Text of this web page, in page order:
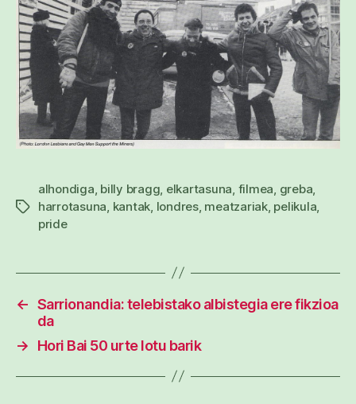
Etiketak
alhondiga billy bragg elkartasuna filmea greba
harrotasuna kantak londres, meatzariak, pelikula
pride
← Sarrionandia: telebistako albistegia ere fikzioa
da
→
Hori Bai 50 urte lotu barik